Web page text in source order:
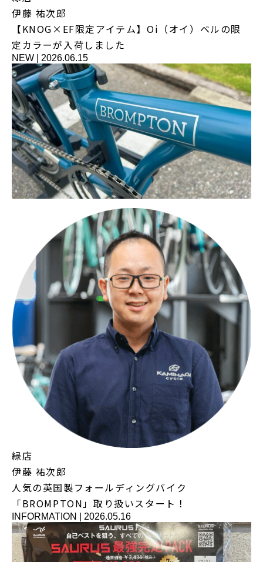
伊藤 祐次郎
【KNOG×EF限定アイテム】Oi（オイ）ベルの限
定カラーが入荷しました
NEW 2026.06.15
緑店
伊藤 祐次郎
人気の英国製フォールディングバイク
「BROMPTON」取り扱いスタート！
INFORMATION 2026.05.16